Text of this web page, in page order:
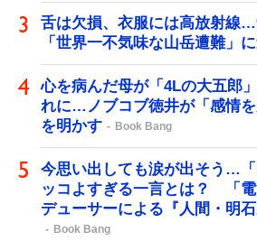
舌は欠損、衣服には高放射線
「世界一不気味な山岳遭難」
心を病んだ母が「4Lの大五郎
れに…ノブコブ徳井が「感情
を明かす
Book Bang
今思い出しても涙が出そう…
ッコよすぎる一言とは？ 「
デューサーによる『人間・明
Book Bang